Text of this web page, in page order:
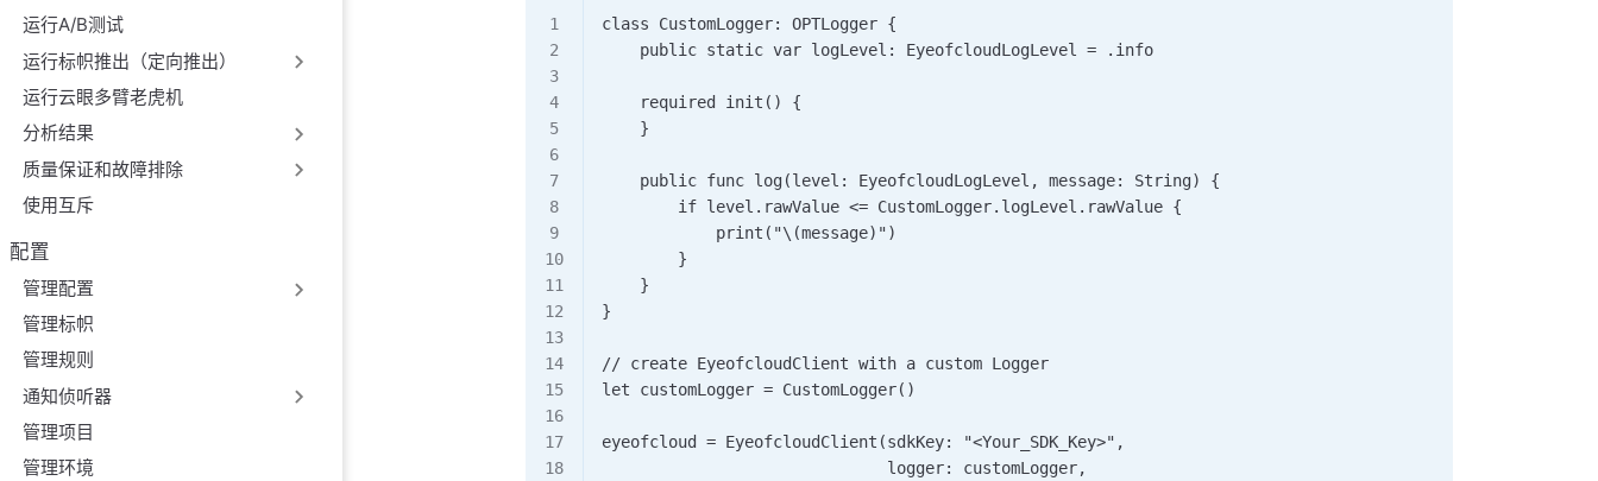
运行A/B测试
运行标帜推出（定向推出）
运行云眼多臂老虎机
分析结果
质量保证和故障排除
使用互斥
配置
管理配置
管理标帜
管理规则
通知侦听器
管理项目
管理环境
class CustomLogger: OPTLogger {
    public static var logLevel: EyeofcloudLogLevel = .info
    required init() {
    }
    public func log(level: EyeofcloudLogLevel, message: String) {
        if level.rawValue <= CustomLogger.logLevel.rawValue {
            print("\(message)")
        }
    }
}
// create EyeofcloudClient with a custom Logger
let customLogger = CustomLogger()
eyeofcloud = EyeofcloudClient(sdkKey: "<Your_SDK_Key>",
                              logger: customLogger,